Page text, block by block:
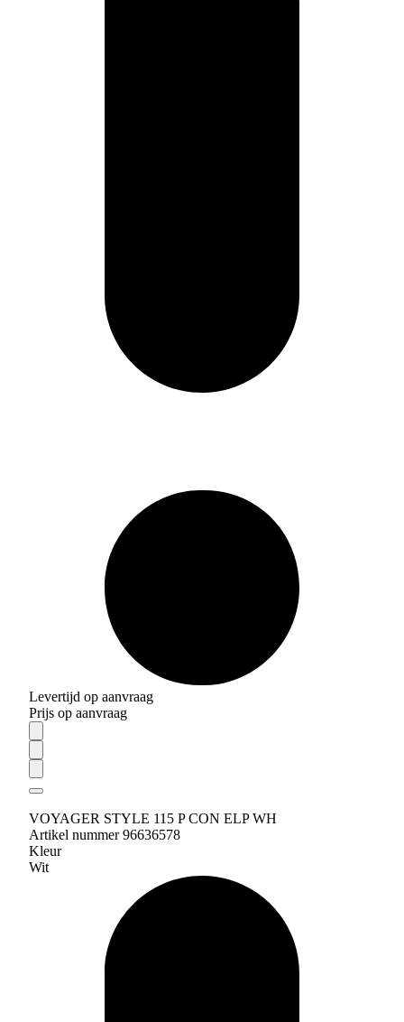
Levertijd op aanvraag
Prijs op aanvraag
VOYAGER STYLE 115 P CON ELP WH
Artikel nummer 96636578
Kleur
Wit